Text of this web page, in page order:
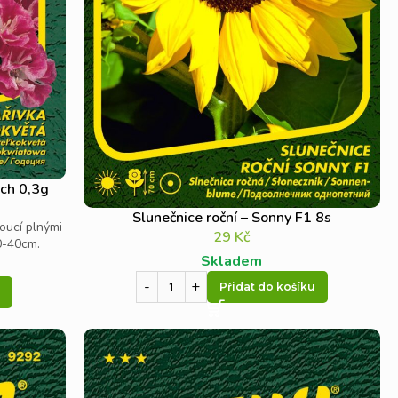
0,3g
plnými
40cm.
Slunečnice roční – Sonny F1 8s
29 Kč
Skladem
Přidat do košíku